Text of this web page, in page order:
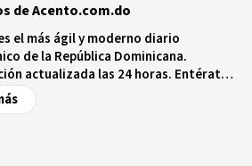
de Acento.com.do
el más ágil y moderno diario
de la República Dominicana.
actualizada las 24 horas. Entérate
y sucesos más importantes a
e internacional, videos y fotos
en tiempo real.